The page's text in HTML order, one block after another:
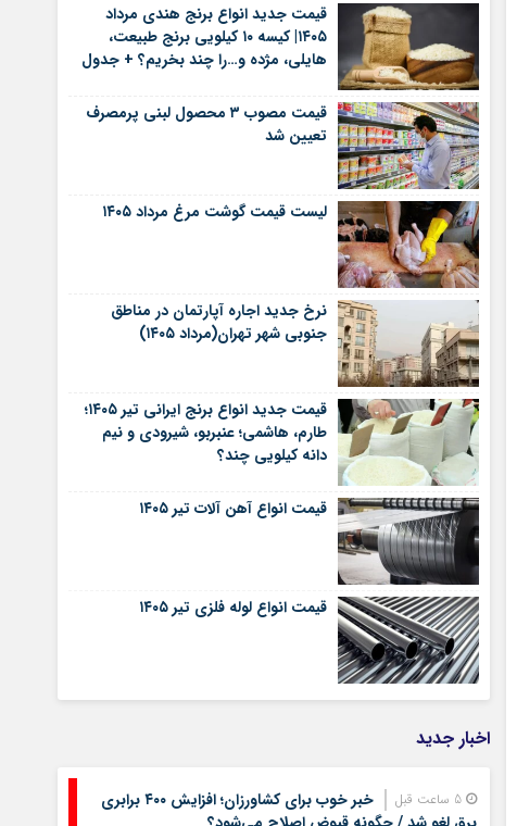
قیمت جدید انواع برنج هندی مرداد
۱۴۰۵| کیسه ۱۰ کیلویی برنج طبیعت،
هایلی، مژده و…را چند بخریم؟ + جدول
قیمت مصوب ۳ محصول لبنی پرمصرف
تعیین شد
لیست قیمت گوشت مرغ مرداد ۱۴۰۵
نرخ جدید اجاره آپارتمان در مناطق
جنوبی شهر تهران(مرداد ۱۴۰۵)
قیمت جدید انواع برنج ایرانی تیر ۱۴۰۵؛
طارم، هاشمی؛ عنبربو، شیرودی و نیم
دانه کیلویی چند؟
قیمت انواع آهن آلات تیر ۱۴۰۵
قیمت انواع لوله فلزی تیر ۱۴۰۵
اخبار جدید
5 ساعت قبل
خبر خوب برای کشاورزان؛ افزایش ۴۰۰ برابری